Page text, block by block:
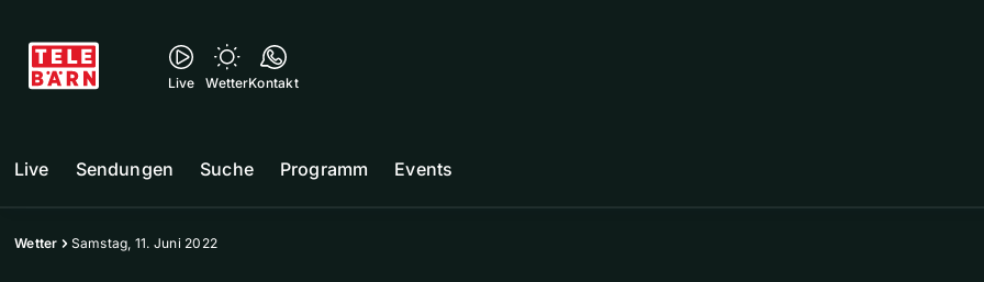
Live WetterKontakt
Live Sendungen Suche Programm Events
Wetter Samstag, 11. Juni 2022